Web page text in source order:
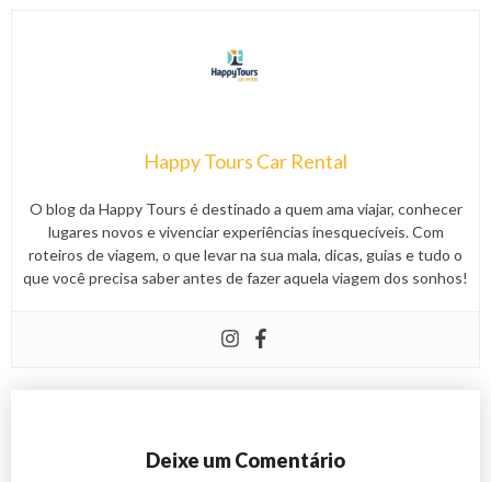
Happy Tours Car Rental
O blog da Happy Tours é destinado a quem ama viajar, conhecer
lugares novos e vivenciar experiências inesquecíveis. Com
roteiros de viagem, o que levar na sua mala, dicas, guias e tudo o
que você precisa saber antes de fazer aquela viagem dos sonhos!
Deixe um Comentário